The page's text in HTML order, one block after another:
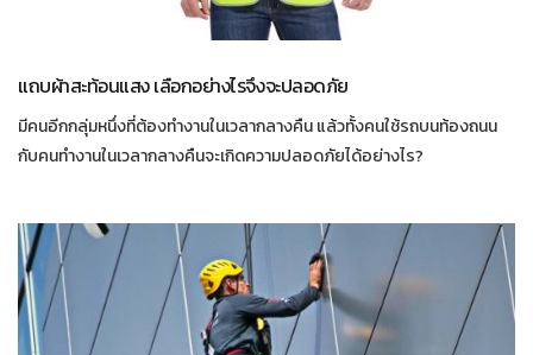
แถบผ้าสะท้อนแสง เลือกอย่างไรจึงจะปลอดภัย
มีคนอีกกลุ่มหนึ่งที่ต้องทำงานในเวลากลางคืน แล้วทั้งคนใช้รถบนท้องถนน
กับคนทำงานในเวลากลางคืนจะเกิดความปลอดภัยได้อย่างไร?